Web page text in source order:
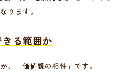
ります。
る範囲か
、「価値観の相性」です。